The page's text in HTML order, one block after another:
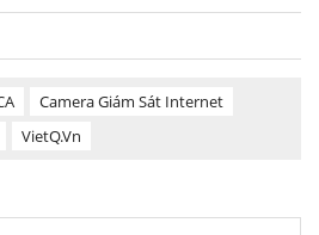
Camera Giám Sát Internet
VietQ.vn